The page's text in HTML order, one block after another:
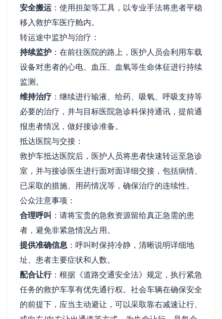
安全搬运 ：使用担架等工具，以专业手法将患者平稳
移入救护车医疗舱内。
转运途中监护与治疗：
持续监护 ：在前往医院的路上，医护人员会利用车载
设备对患者的心电、血压、血氧等生命体征进行持续
监测。
维持治疗 ：继续进行输液、给药、吸氧、呼吸支持等
必要的治疗，并与目标医院急诊科保持通讯，提前通
报患者情况，做好接诊准备。
抵达医院与交接：
救护车抵达医院后，医护人员将患者快速转运至急诊
室，并与接诊医生进行面对面详细交接，包括病情、
已采取的措施、用药情况等，确保治疗的连续性。
公众注意事项：
合理呼叫 ：请将宝贵的急救资源留给真正急需的患
者，避免非紧急情况占用。
提供准确信息 ：呼叫时保持冷静，清晰说明详细地
址、患者主要症状和人数。
配合让行：根据《道路交通安全法》规定，执行紧急
任务的救护车享有优先通行权。社会车辆在确保安全
的前提下，应当主动避让，可以采取靠右减速让行、